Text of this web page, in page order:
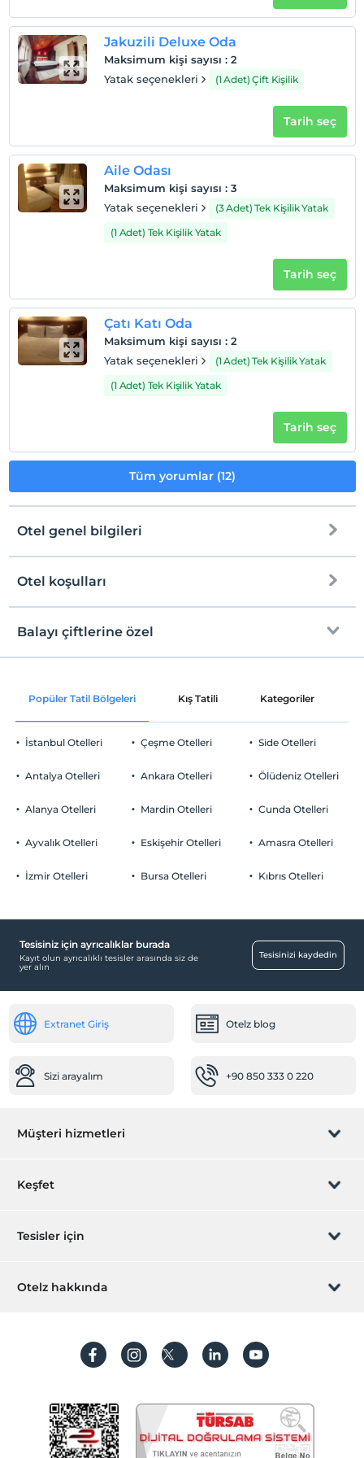
Haritada Göster
Otel koşulları
Check/out
En geç saat 12:00 ve öncesi
Evcil Hayvan
Evcil hayvan barınabilir
2 yaşına kadar olan bebekler ücretsizdir.
Her bir oda için 6 yaşına kadar 1 çocuk ücretsizdir
Jakuzili Deluxe Oda
Maksimum kişi sayısı : 2
Yatak seçenekleri
(1 Adet) Çift Kişilik
Tarih seç
Aile Odası
Maksimum kişi sayısı : 3
Yatak seçenekleri
(3 Adet) Tek Kişilik Yatak
(1 Adet) Tek Kişilik Yatak
Tarih seç
Çatı Katı Oda
Maksimum kişi sayısı : 2
Yatak seçenekleri
(1 Adet) Tek Kişilik Yatak
(1 Adet) Tek Kişilik Yatak
Tarih seç
Tüm yorumlar (12)
Otel genel bilgileri
Ücretsiz Wi-fi
Otopark (Tesis disinda)
Özel Notları Görmek İçin Tıklayınız.
Açık Yüzme Havuzu
Odalar
Faks/fotokopi
Isıtma
Spa/sağlık merkezi
Yiyecek & İçecek
Bar
Otel koşulları
Check/in
En erken saat 14:00 ve sonrası
Check/out
Evcil Hayvan
Sigara
Çocuklar
Her bir oda için 6 yaşına kadar 1 çocuk ücretsizdir
Balayı çiftlerine özel
Oda süslemesi
Popüler Tatil Bölgeleri Kış Tatili Kategoriler
İstanbul Otelleri
Antalya Otelleri
Alanya Otelleri
Ayvalık Otelleri
İzmir Otelleri
Çeşme Otelleri
Ankara Otelleri
Mardin Otelleri
Eskişehir Otelleri
Bursa Otelleri
Side Otelleri
Ölüdeniz Otelleri
Cunda Otelleri
Amasra Otelleri
Kıbrıs Otelleri
Tesisiniz için ayrıcalıklar burada
Kayıt olun ayrıcalıklı tesisler arasında siz de
yer alın
Tesisinizi kaydedin
Extranet Giriş Otelz blog
Sizi arayalım +90 850 333 0 220
Müşteri hizmetleri
Rezervasyon yönet
Sıkça sorulan sorular
İşlem rehberi
Keşfet
Hediye Kart
Hesap oluştur
Tesisler için
Hemen tesisinizi ekleyin
Otelz hakkında
Koşullar ve şartlar